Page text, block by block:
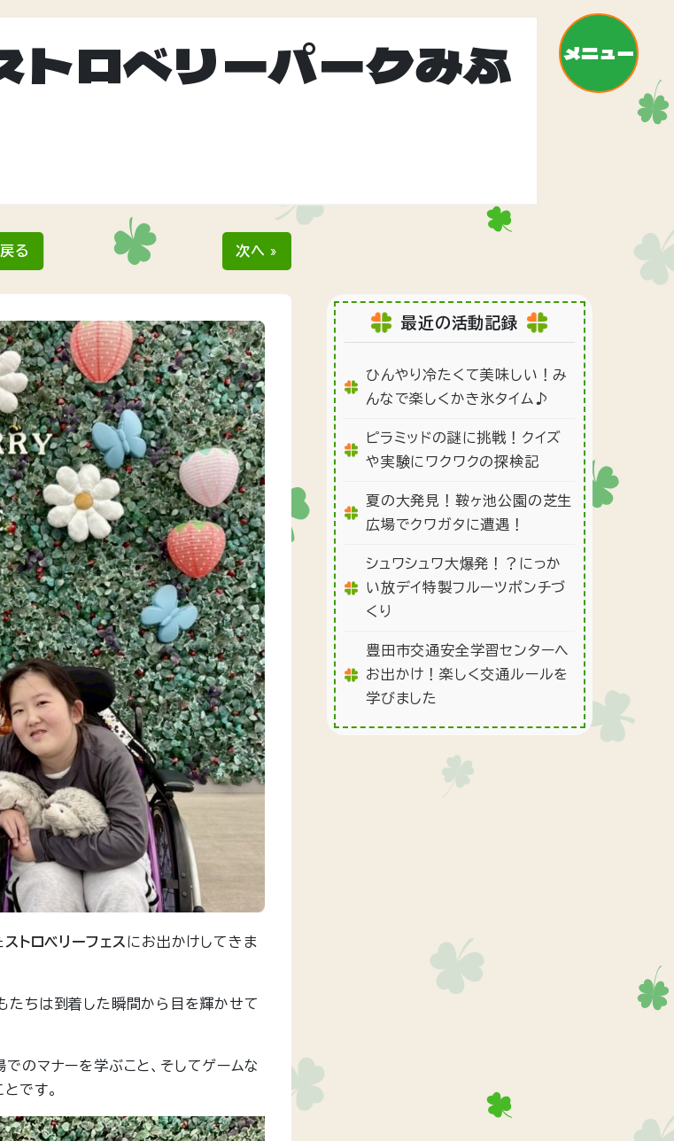
メニュー
トロベリーパークみふ
る 次へ »
ストロベリーフェス にお出かけしてきま
たちは到着した瞬間から目を輝かせて
のマナーを学ぶこと、そしてゲームな
です。
最近の活動記録
ひんやり冷たくて美味しい！み
んなで楽しくかき氷タイム♪
ピラミッドの謎に挑戦！クイズ
や実験にワクワクの探検記
夏の大発見！鞍ヶ池公園の芝生
広場でクワガタに遭遇！
シュワシュワ大爆発！？にっか
い放デイ特製フルーツポンチづ
くり
豊田市交通安全学習センターへ
お出かけ！楽しく交通ルールを
学びました